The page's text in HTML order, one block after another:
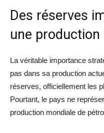
Des réserves
une production
La véritable importance
pas dans sa production
réserves, officiellement les
Pourtant, le pays ne
production mondiale de